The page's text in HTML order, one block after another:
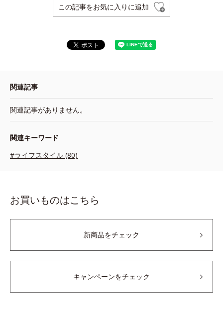
この記事をお気に入りに追加
関連記事
関連記事がありません。
関連キーワード
#ライフスタイル (80)
お買いものはこちら
新商品をチェック
キャンペーンをチェック